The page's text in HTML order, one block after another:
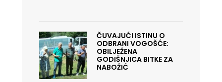
ČUVAJUĆI ISTINU O
ODBRANI VOGOŠĆE:
OBILJEŽENA
GODIŠNJICA BITKE ZA
NABOŽIĆ